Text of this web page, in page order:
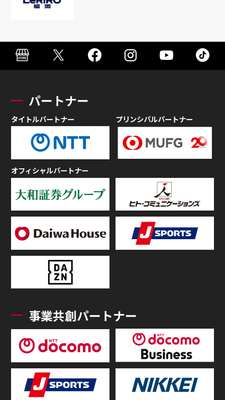
パートナー
タイトルパートナー プリンシパルパートナー
オフィシャルパートナー
事業共創パートナー